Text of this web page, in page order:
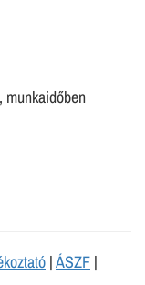
munkaidőben
|ÁSZF |